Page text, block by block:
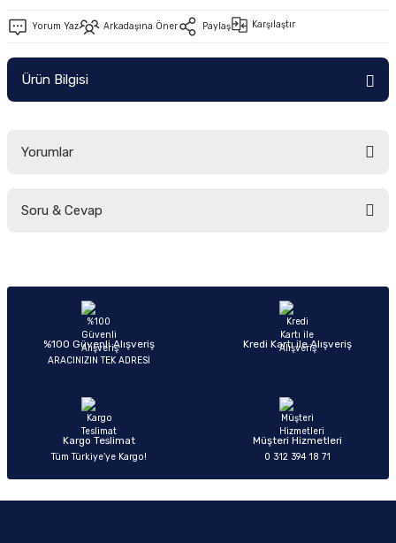
Ön/Arka Takımlar
Yorum Yaz Arkadaşına Öner Paylaş Karşılaştır
Ürün Bilgisi
Yorumlar
Soru & Cevap
Ürün hakkında henüz soru sorulmamış.
%100 Güvenli Alışveriş
ARACINIZIN TEK ADRESİ
Kredi Kartı ile Alışveriş
Kargo Teslimat
Tüm Türkiye’ye Kargo!
Müşteri Hizmetleri
0 312 394 18 71